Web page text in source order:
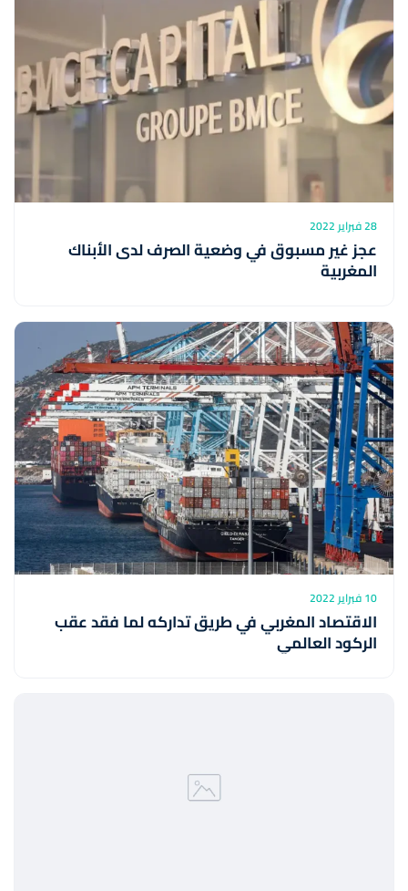
28 فبراير 2022
عجز غير مسبوق في وضعية الصرف لدى الأبناك
المغربية
10 فبراير 2022
الاقتصاد المغربي في طريق تداركه لما فقد عقب
الركود العالمي